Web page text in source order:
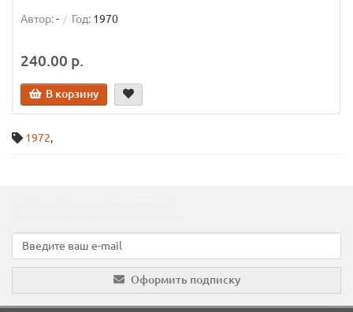
Автор:- Год: 1970
240.00 р.
В корзину
1972,
Оформить подписку